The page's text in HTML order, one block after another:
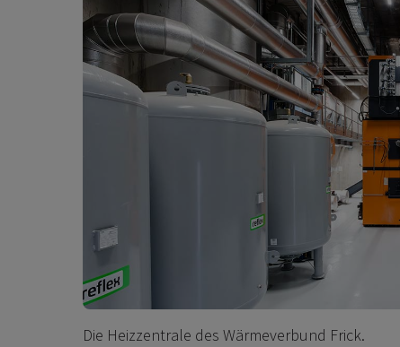
Die Heizzentrale des Wärmeverbund Frick.